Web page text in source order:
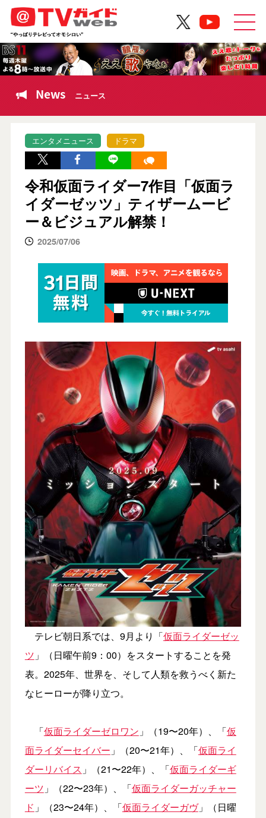
News ニュース
エンタメニュース ドラマ
令和仮面ライダー7作目「仮面ラ
イダーゼッツ」ティザームービ
ー＆ビジュアル解禁！
2025/07/06
テレビ朝日系では、9月より「仮面ライダーゼッ
ツ 」（日曜午前9：00）をスタートすることを発
表。2025年、世界を、そして人類を救うべく新た
なヒーローが降り立つ。
「仮面ライダーゼロワン 」（19〜20年）、「仮
面ライダーセイバー 」（20〜21年）、「仮面ライ
ダーリバイス 」（21〜22年）、「仮面ライダーギ
ーツ 」（22〜23年）、「仮面ライダーガッチャー
ド 」（23〜24年）、「仮面ライダーガヴ」（日曜